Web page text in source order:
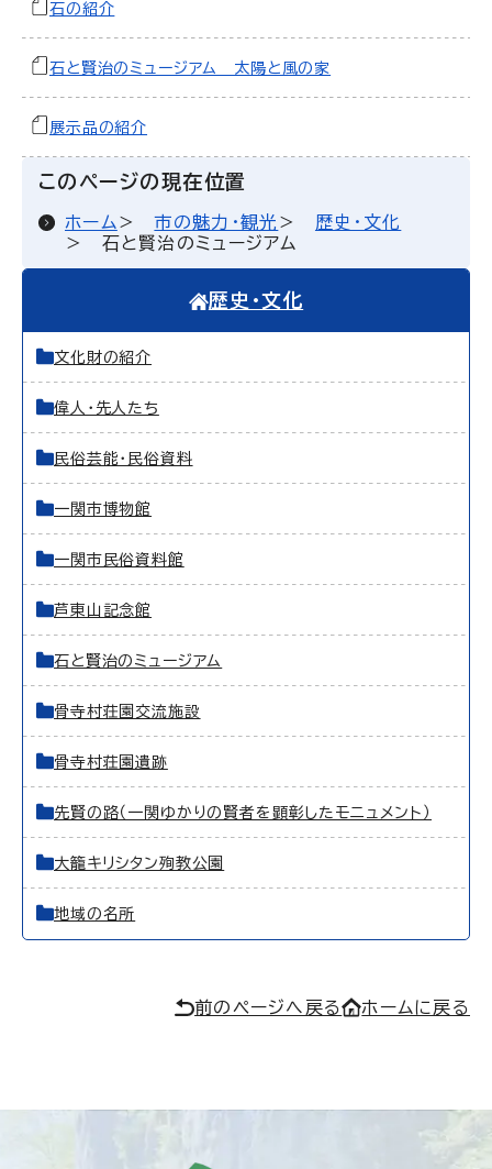
石の紹介
石と賢治のミュージアム 太陽と風の家
展示品の紹介
このページの現在位置
ホーム 市の魅力・観光
歴史・文化
石と賢治のミュージアム
歴史・文化
文化財の紹介
偉人・先人たち
民俗芸能・民俗資料
一関市博物館
一関市民俗資料館
芦東山記念館
石と賢治のミュージアム
骨寺村荘園交流施設
骨寺村荘園遺跡
先賢の路（一関ゆかりの賢者を顕彰したモニュメント）
大籠キリシタン殉教公園
地域の名所
前のページへ戻る ホームに戻る